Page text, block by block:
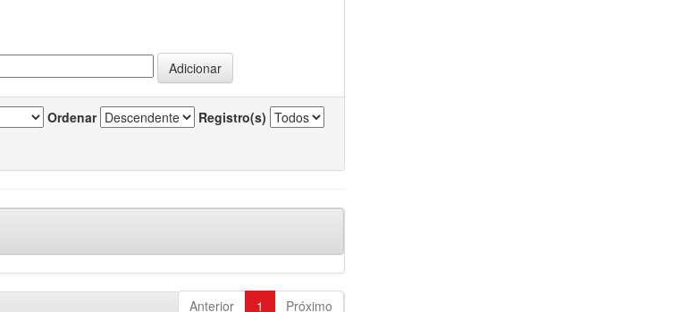
Ordenar Registro(s)
Anterior 1 Próximo